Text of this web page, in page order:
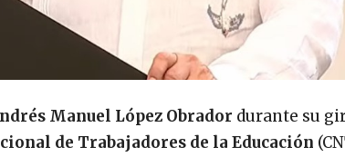
Manuel López Obrador durante su
de Trabajadores de la Educación